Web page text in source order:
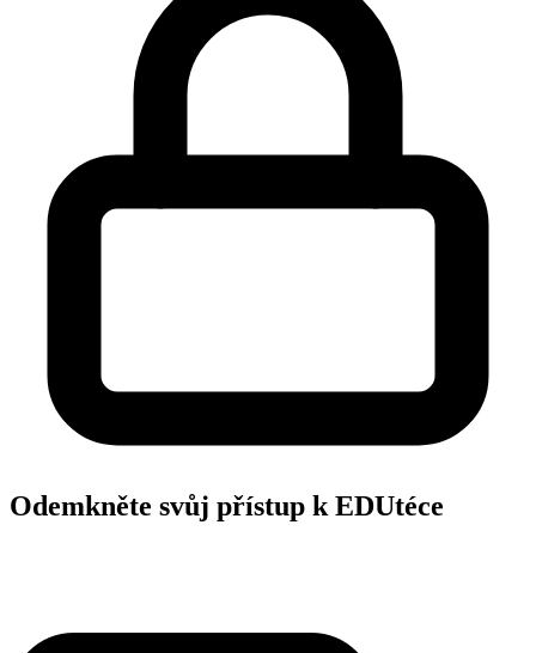
Odemkněte svůj přístup k EDUtéce